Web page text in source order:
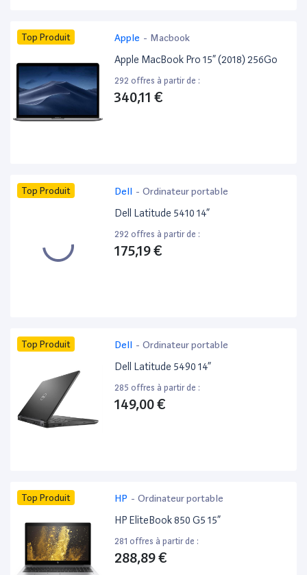
Top Produit Apple - Macbook
Apple MacBook Pro 15” (2018) 256Go
292 offres à partir de :
340,11 €
Top Produit Dell - Ordinateur portable
Dell Latitude 5410 14”
292 offres à partir de :
175,19 €
Top Produit Dell - Ordinateur portable
Dell Latitude 5490 14”
285 offres à partir de :
149,00 €
Top Produit HP - Ordinateur portable
HP EliteBook 850 G5 15”
281 offres à partir de :
288,89 €